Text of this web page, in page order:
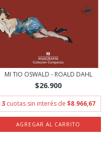
MI TIO OSWALD - ROALD DAHL
$26.900
3 cuotas sin interés de $8.966,67